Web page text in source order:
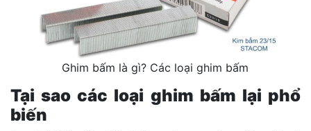
Ghim bấm là gì? Các loại ghim bấm
Tại sao các loại ghim bấm lại phổ
biến